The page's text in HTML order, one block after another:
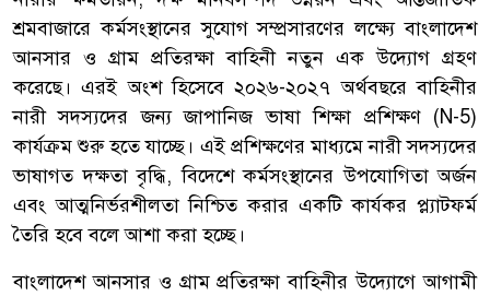
শ্রমবাজারে কর্মসংস্থানের সুযোগ সম্প্রসারণের লক্ষ্যে বাংলাদেশ
আনসার ও গ্রাম প্রতিরক্ষা বাহিনী নতুন এক উদ্যোগ গ্রহণ
করেছে। এরই অংশ হিসেবে ২০২৬-২০২৭ অর্থবছরে বাহিনীর
নারী সদস্যদের জন্য জাপানিজ ভাষা শিক্ষা প্রশিক্ষণ (N-5)
কার্যক্রম শুরু হতে যাচ্ছে। এই প্রশিক্ষণের মাধ্যমে নারী সদস্যদের
ভাষাগত দক্ষতা বৃদ্ধি, বিদেশে কর্মসংস্থানের উপযোগিতা অর্জন
এবং আত্মনির্ভরশীলতা নিশ্চিত করার একটি কার্যকর প্ল্যাটফর্ম
তৈরি হবে বলে আশা করা হচ্ছে।
বাংলাদেশ আনসার ও গ্রাম প্রতিরক্ষা বাহিনীর উদ্যোগে আগামী